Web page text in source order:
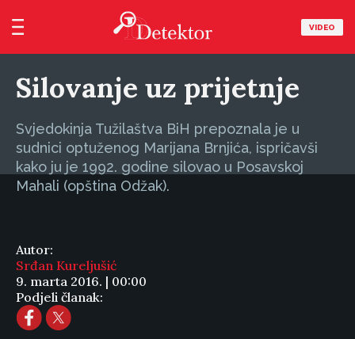
VIDEO
Silovanje uz prijetnje
Svjedokinja Tužilaštva BiH prepoznala je u
sudnici optuženog Marijana Brnjića, ispričavši
kako ju je 1992. godine silovao u Posavskoj
Mahali (opština Odžak).
Autor:
Srđan Kureljušić
9. marta 2016. | 00:00
Podjeli članak: